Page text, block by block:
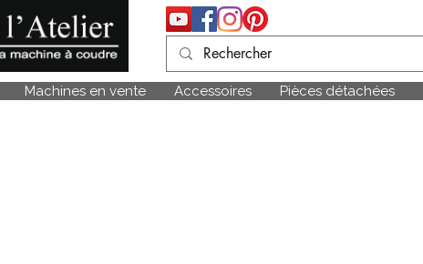
Machines en vente Accessoires Pièces détachées